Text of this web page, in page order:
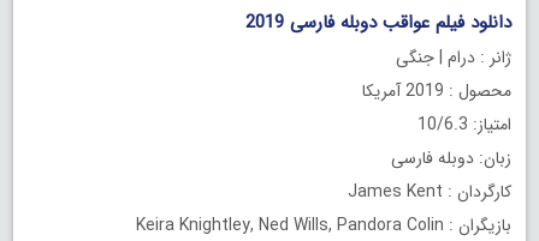
دانلود فیلم عواقب دوبله فارسی 2019
ژانر : درام | جنگی
محصول : 2019 آمریکا
امتیاز: 10/6.3
زبان: دوبله فارسی
کارگردان : James Kent
بازیگران : Keira Knightley, Ned Wills, Pandora Colin